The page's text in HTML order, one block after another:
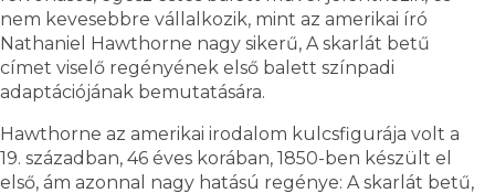
nem kevesebbre vállalkozik, mint az amerikai író
Nathaniel Hawthorne nagy sikerű, A skarlát betű
címet viselő regényének első balett színpadi
adaptációjának bemutatására.
Hawthorne az amerikai irodalom kulcsfigurája volt a
19. században, 46 éves korában, 1850-ben készült el
első, ám azonnal nagy hatású regénye: A skarlát betű,